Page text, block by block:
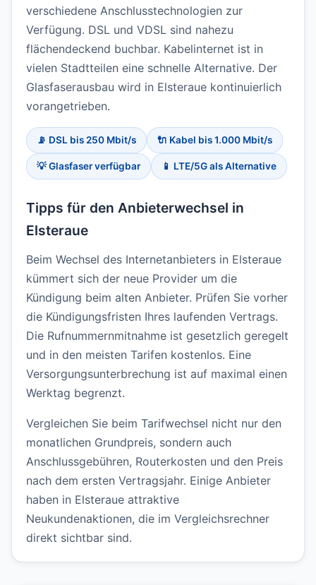
verschiedene Anschlusstechnologien zur
Verfügung. DSL und VDSL sind nahezu
flächendeckend buchbar. Kabelinternet ist in
vielen Stadtteilen eine schnelle Alternative. Der
Glasfaserausbau wird in Elsteraue kontinuierlich
vorangetrieben.
📡 DSL bis 250 Mbit/s 🔌 Kabel bis 1.000 Mbit/s
💡 Glasfaser verfügbar 📱 LTE/5G als Alternative
Tipps für den Anbieterwechsel in
Elsteraue
Beim Wechsel des Internetanbieters in Elsteraue
kümmert sich der neue Provider um die
Kündigung beim alten Anbieter. Prüfen Sie vorher
die Kündigungsfristen Ihres laufenden Vertrags.
Die Rufnummernmitnahme ist gesetzlich geregelt
und in den meisten Tarifen kostenlos. Eine
Versorgungsunterbrechung ist auf maximal einen
Werktag begrenzt.
Vergleichen Sie beim Tarifwechsel nicht nur den
monatlichen Grundpreis, sondern auch
Anschlussgebühren, Routerkosten und den Preis
nach dem ersten Vertragsjahr. Einige Anbieter
haben in Elsteraue attraktive
Neukundenaktionen, die im Vergleichsrechner
direkt sichtbar sind.